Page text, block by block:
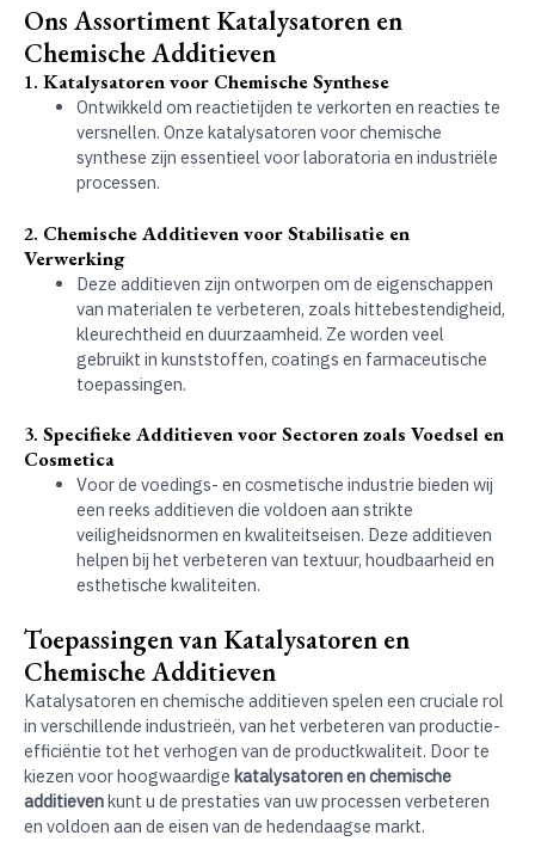
Ons Assortiment Katalysatoren en
Chemische Additieven
1. Katalysatoren voor Chemische Synthese
Ontwikkeld om reactietijden te verkorten en reacties te
versnellen. Onze katalysatoren voor chemische
synthese zijn essentieel voor laboratoria en industriële
processen.
2. Chemische Additieven voor Stabilisatie en
Verwerking
Deze additieven zijn ontworpen om de eigenschappen
van materialen te verbeteren, zoals hittebestendigheid,
kleurechtheid en duurzaamheid. Ze worden veel
gebruikt in kunststoffen, coatings en farmaceutische
toepassingen.
3. Specifieke Additieven voor Sectoren zoals Voedsel en
Cosmetica
Voor de voedings- en cosmetische industrie bieden wij
een reeks additieven die voldoen aan strikte
veiligheidsnormen en kwaliteitseisen. Deze additieven
helpen bij het verbeteren van textuur, houdbaarheid en
esthetische kwaliteiten.
Toepassingen van Katalysatoren en
Chemische Additieven
Katalysatoren en chemische additieven spelen een cruciale rol
in verschillende industrieën, van het verbeteren van productie-
efficiëntie tot het verhogen van de productkwaliteit. Door te
kiezen voor hoogwaardige katalysatoren en chemische
additievenkunt u de prestaties van uw processen verbeteren
en voldoen aan de eisen van de hedendaagse markt.